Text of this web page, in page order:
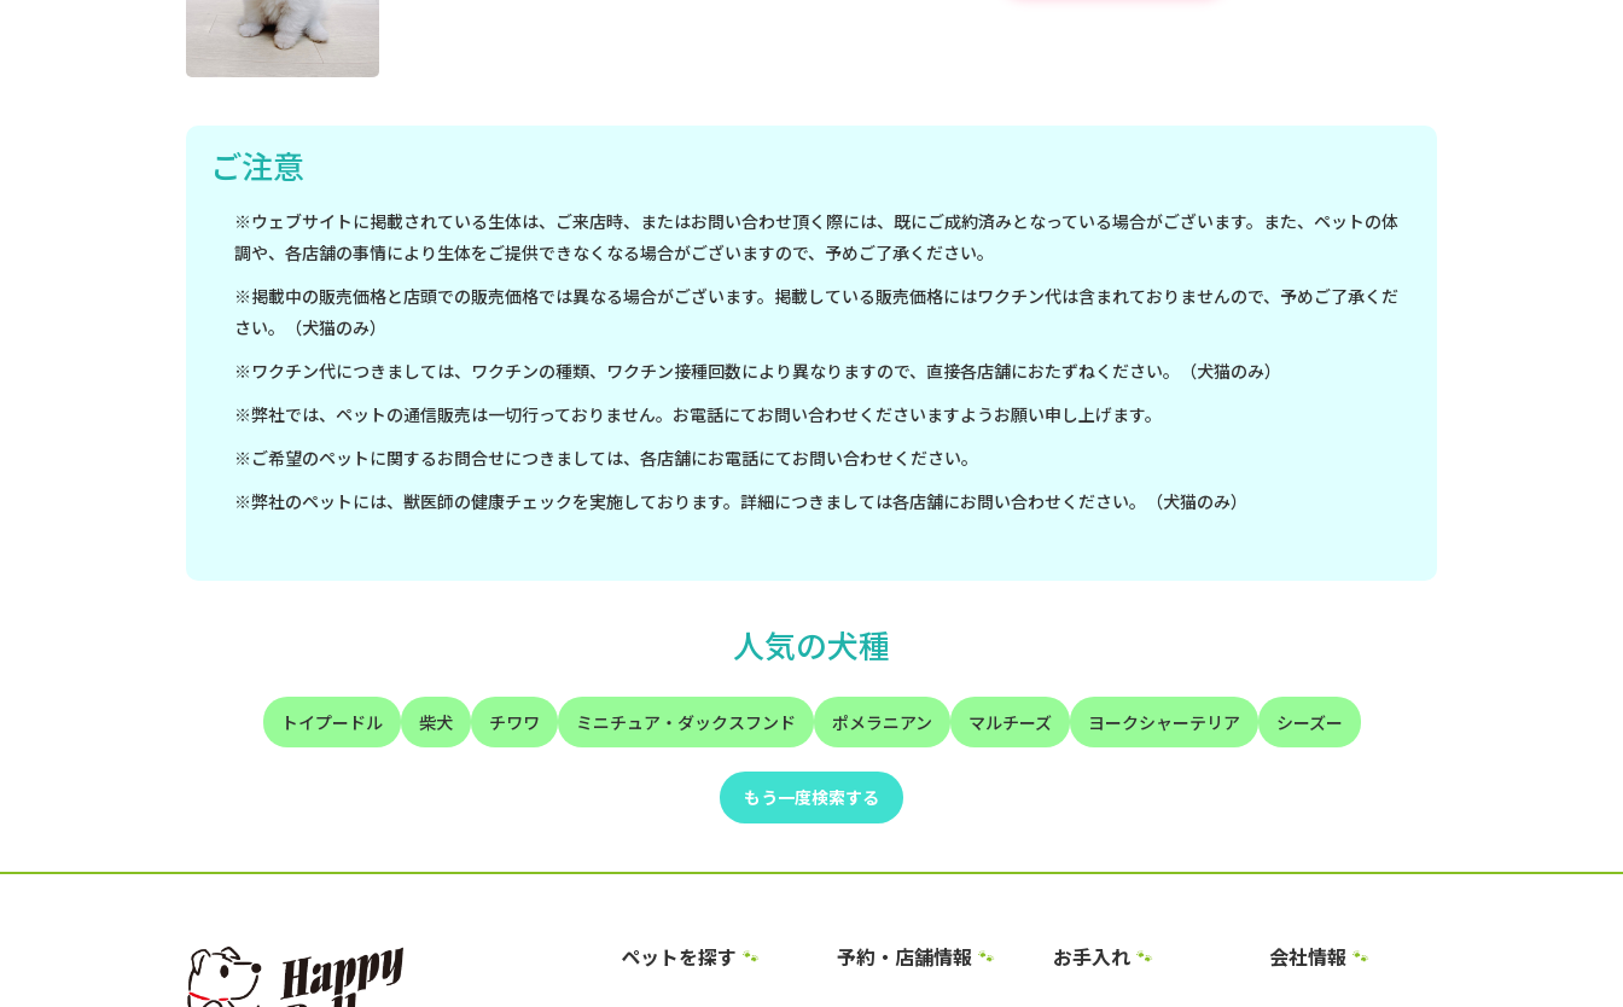
ご注意
※ウェブサイトに掲載されている生体は、ご来店時、またはお問い合わせ頂く際には、既にご成約済みとなっている場合がございます。また、ペットの体
調や、各店舗の事情により生体をご提供できなくなる場合がございますので、予めご了承ください。
※掲載中の販売価格と店頭での販売価格では異なる場合がございます。掲載している販売価格にはワクチン代は含まれておりませんので、予めご了承くだ
さい。（犬猫のみ）
※ワクチン代につきましては、ワクチンの種類、ワクチン接種回数により異なりますので、直接各店舗におたずねください。（犬猫のみ）
※弊社では、ペットの通信販売は一切行っておりません。お電話にてお問い合わせくださいますようお願い申し上げます。
※ご希望のペットに関するお問合せにつきましては、各店舗にお電話にてお問い合わせください。
※弊社のペットには、獣医師の健康チェックを実施しております。詳細につきましては各店舗にお問い合わせください。（犬猫のみ）
人気の犬種
トイプードル 柴犬 チワワ ミニチュア・ダックスフンド ポメラニアン マルチーズ ヨークシャーテリア シーズー
もう一度検索する
ペットを探す 🐾 予約・店舗情報 🐾 お手入れ 🐾 会社情報 🐾